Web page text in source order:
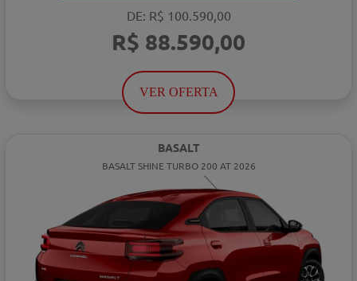
DE: R$ 100.590,00
R$ 88.590,00
VER OFERTA
BASALT
BASALT SHINE TURBO 200 AT 2026